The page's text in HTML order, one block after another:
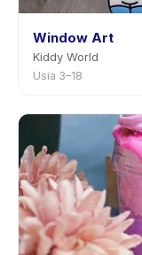
Window Art
Kiddy World
Usia 3–18